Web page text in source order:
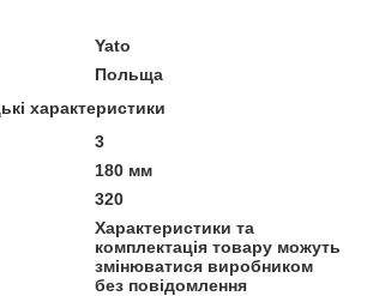
Yato
Польща
характеристики
3
180 мм
320
Характеристики та
комплектація товару можуть
змінюватися виробником
без повідомлення